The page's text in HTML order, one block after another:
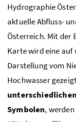
Hydrographie
aktuelle Abfluss-
Österreich. Mit der
Karte wird eine
Darstellung vom
Hochwasser
Symbolen,